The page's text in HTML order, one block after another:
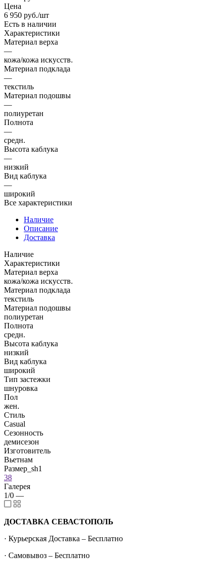
Цена
6 950 руб./шт
Есть в наличии
Характеристики
Материал верха
—
кожа/кожа искусств.
Материал подклада
—
текстиль
Материал подошвы
—
полиуретан
Полнота
—
средн.
Высота каблука
—
низкий
Вид каблука
—
широкий
Все характеристики
Наличие
Описание
Доставка
Наличие
Характеристики
Материал верха
кожа/кожа искусств.
Материал подклада
текстиль
Материал подошвы
полиуретан
Полнота
средн.
Высота каблука
низкий
Вид каблука
широкий
Тип застежки
шнуровка
Пол
жен.
Стиль
Casual
Сезонность
демисезон
Изготовитель
Вьетнам
Размер_sh1
38
Галерея
1/0 —
ДОСТАВКА СЕВАСТОПОЛЬ
· Курьерская Доставка – Бесплатно
· Самовывоз – Бесплатно